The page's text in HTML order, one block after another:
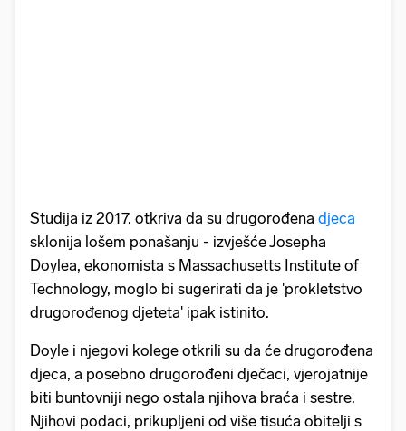
Studija iz 2017. otkriva da su drugorođena djeca
sklonija lošem ponašanju - izvješće Josepha
Doylea, ekonomista s Massachusetts Institute of
Technology, moglo bi sugerirati da je 'prokletstvo
drugorođenog djeteta' ipak istinito.
Doyle i njegovi kolege otkrili su da će drugorođena
djeca, a posebno drugorođeni dječaci, vjerojatnije
biti buntovniji nego ostala njihova braća i sestre.
Njihovi podaci, prikupljeni od više tisuća obitelji s